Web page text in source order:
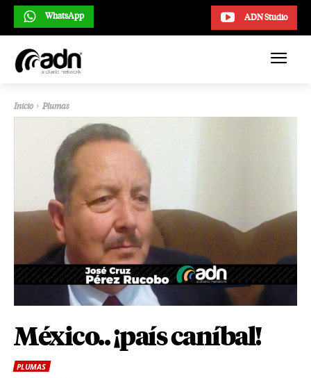
ADN Studio
WhatsApp
Inicio Plumas
México.. ¡país caníbal!
PLUMAS